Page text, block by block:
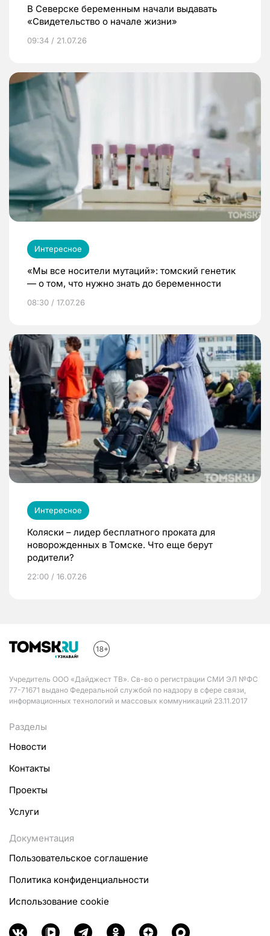
В Северске беременным начали выдавать
«Свидетельство о начале жизни»
09:34 / 21.07.26
Интересное
«Мы все носители мутаций»: томский генетик
— о том, что нужно знать до беременности
08:30 / 17.07.26
Интересное
Коляски – лидер бесплатного проката для
новорожденных в Томске. Что еще берут
родители?
22:00 / 16.07.26
Учредитель ООО «Дайджест ТВ». Св-во о регистрации СМИ ЭЛ №ФС
77-71671 выдано Федеральной службой по надзору в сфере связи,
информационных технологий и массовых коммуникаций 23.11.2017
Разделы
Новости
Контакты
Проекты
Услуги
Документация
Пользовательское соглашение
Политика конфиденциальности
Использование cookie